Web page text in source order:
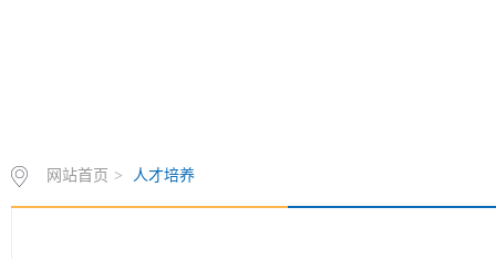
网站首页 > 人才培养